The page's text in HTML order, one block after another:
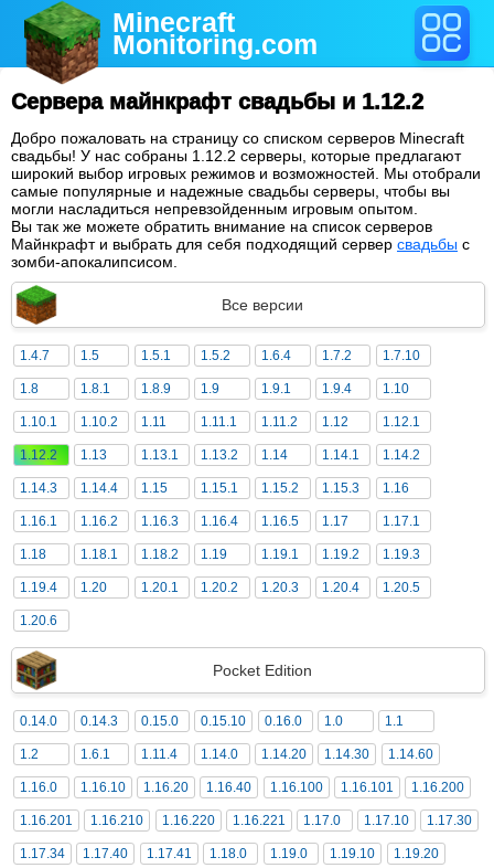
Minecraft
Monitoring.com
Сервера майнкрафт свадьбы и 1.12.2
Добро пожаловать на страницу со списком серверов Minecraft
свадьбы! У нас собраны 1.12.2 серверы, которые предлагают
широкий выбор игровых режимов и возможностей. Мы отобрали
самые популярные и надежные свадьбы серверы, чтобы вы
могли насладиться непревзойденным игровым опытом.
Вы так же можете обратить внимание на список серверов
Майнкрафт и выбрать для себя подходящий сервер свадьбы с
зомби-апокалипсисом.
Все версии
1.4.7 1.5 1.5.1 1.5.2 1.6.4 1.7.2 1.7.10
1.8 1.8.1 1.8.9 1.9 1.9.1 1.9.4 1.10
1.10.1 1.10.2 1.11 1.11.1 1.11.2 1.12 1.12.1
1.12.2 1.13 1.13.1 1.13.2 1.14 1.14.1 1.14.2
1.14.3 1.14.4 1.15 1.15.1 1.15.2 1.15.3 1.16
1.16.1 1.16.2 1.16.3 1.16.4 1.16.5 1.17 1.17.1
1.18 1.18.1 1.18.2 1.19 1.19.1 1.19.2 1.19.3
1.19.4 1.20 1.20.1 1.20.2 1.20.3 1.20.4 1.20.5
1.20.6
Pocket Edition
0.14.0 0.14.3 0.15.0 0.15.10 0.16.0 1.0 1.1
1.2 1.6.1 1.11.4 1.14.0 1.14.20 1.14.30 1.14.60
1.16.0 1.16.10 1.16.20 1.16.40 1.16.100 1.16.101 1.16.200
1.16.201 1.16.210 1.16.220 1.16.221 1.17.0 1.17.10 1.17.30
1.17.34 1.17.40 1.17.41 1.18.0 1.19.0 1.19.10 1.19.20